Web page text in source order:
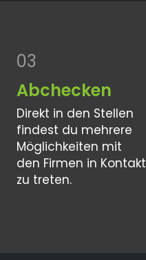
in
03
Abchecken
Direkt in den Stellen
findest du mehrere
Möglichkeiten mit
den Firmen in Kontakt
zu treten.